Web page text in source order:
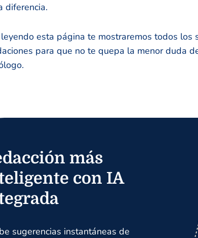
diferencia.
esta página te mostraremos todos los
para que no te quepa la menor duda
más
con IA
sugerencias instantáneas de